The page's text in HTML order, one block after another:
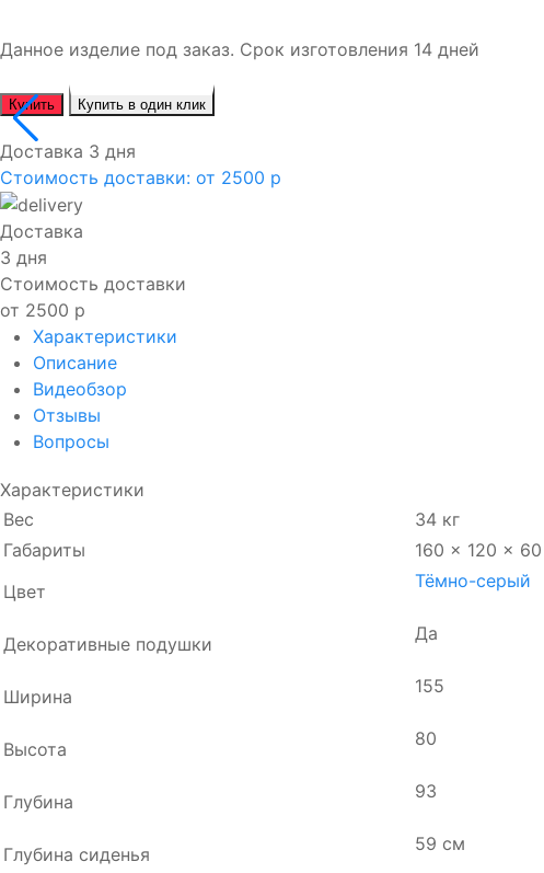
Данное изделие под заказ. Срок изготовления 14 дней
Купить Купить в один клик
Доставка 3 дня
Стоимость доставки: от 2500 р
Доставка
3 дня
Стоимость доставки
от 2500 р
Характеристики
Описание
Видеобзор
Отзывы
Вопросы
Характеристики
Вес
34 кг
Габариты
160 × 120 ×
Цвет
Тёмно-серый
Декоративные подушки Да
Ширина 155
Высота 80
Глубина 93
Глубина сиденья 59 см